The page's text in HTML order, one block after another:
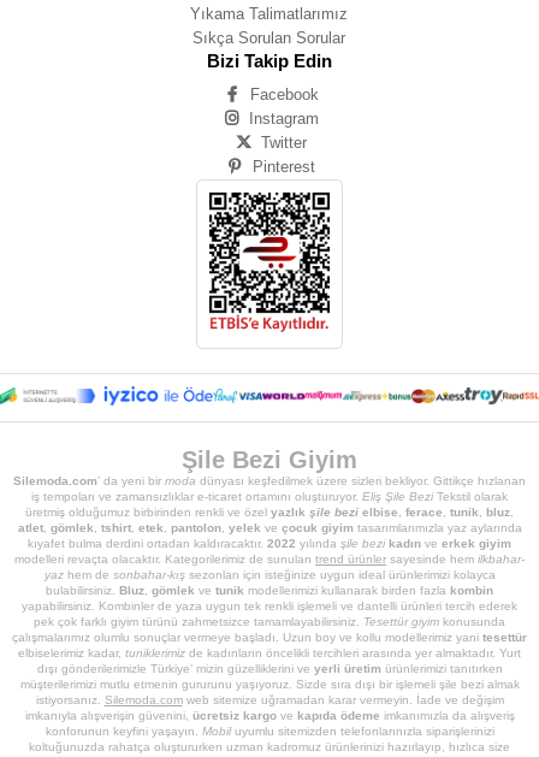
Yıkama Talimatlarımız
Sıkça Sorulan Sorular
Bizi Takip Edin
Facebook
Instagram
Twitter
Pinterest
Şile Bezi Giyim
Silemoda.com’ da yeni bir moda dünyası keşfedilmek üzere sizleri bekliyor. Gittikçe hızlanan
iş tempoları ve zamansızlıklar e-ticaret ortamını oluşturuyor. Eliş Şile BeziTekstil olarak
üretmiş olduğumuz birbirinden renkli ve özel yazlık şile bezi elbise ferace tunik bluz
atlet, gömlek tshirt, etek pantolon, yelek ve çocuk giyim tasarımlarımızla yaz aylarında
kıyafet bulma derdini ortadan kaldıracaktır. 2022 yılında şile bezi kadın ve erkek giyim
modelleri revaçta olacaktır. Kategorilerimiz de sunulan trend ürünler sayesinde hem ilkbahar-
yaz hem de sonbahar-kışsezonları için isteğinize uygun ideal ürünlerimizi kolayca
bulabilirsiniz. Bluz gömlek ve tunik modellerimizi kullanarak birden fazla kombin
yapabilirsiniz. Kombinler de yaza uygun tek renkli işlemeli ve dantelli ürünleri tercih ederek
pek çok farklı giyim türünü zahmetsizce tamamlayabilirsiniz. Tesettür giyim konusunda
çalışmalarımız olumlu sonuçlar vermeye başladı. Uzun boy ve kollu modellerimiz yani tesettür
elbiselerimiz kadar, tuniklerimiz de kadınların öncelikli tercihleri arasında yer almaktadır. Yurt
dışı gönderilerimizle Türkiye’ mizin güzelliklerini ve yerli üretim ürünlerimizi tanıtırken
müşterilerimizi mutlu etmenin gururunu yaşıyoruz. Sizde sıra dışı bir işlemeli şile bezi almak
istiyorsanız. Silemoda.comweb sitemize uğramadan karar vermeyin. İade ve değişim
imkanıyla alışverişin güvenini, ücretsiz kargove kapıda ödeme imkanımızla da alışveriş
konforunun keyfini yaşayın. Mobiluyumlu sitemizden telefonlarınızla siparişlerinizi
koltuğunuzda rahatça oluştururken uzman kadromuz ürünlerinizi hazırlayıp, hızlıca size